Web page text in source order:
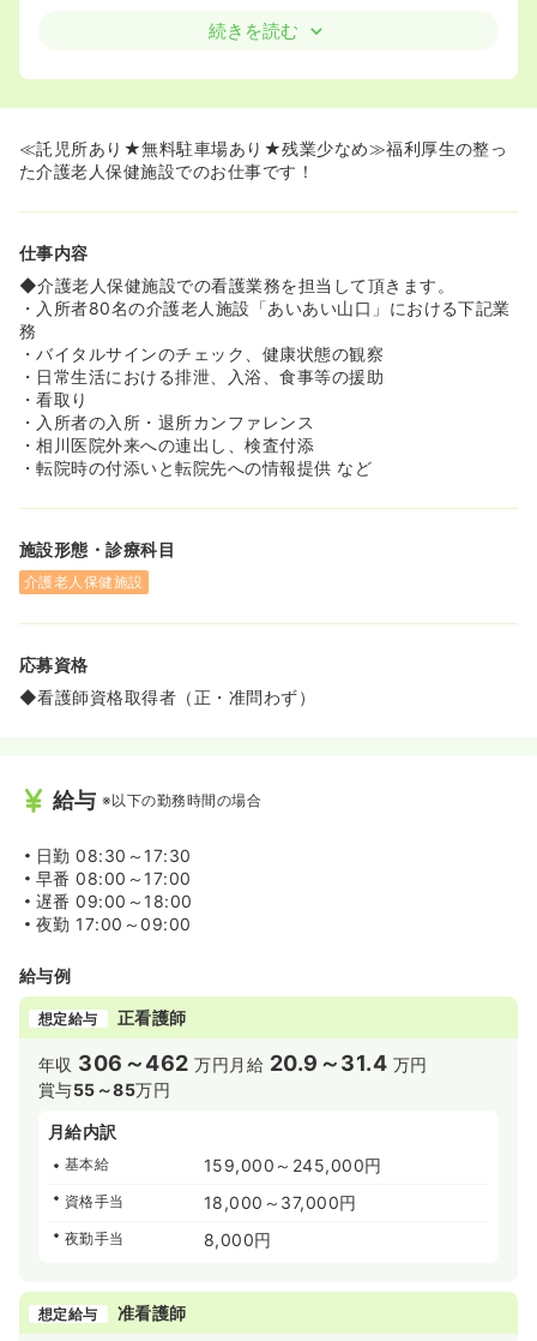
続きを読む
≪託児所あり★無料駐車場あり★残業少なめ≫福利厚生の整っ
た介護老人保健施設でのお仕事です！
仕事内容
◆介護老人保健施設での看護業務を担当して頂きます。
・入所者80名の介護老人施設「あいあい山口」における下記業
務
・バイタルサインのチェック、健康状態の観察
・日常生活における排泄、入浴、食事等の援助
・看取り
・入所者の入所・退所カンファレンス
・相川医院外来への連出し、検査付添
・転院時の付添いと転院先への情報提供 など
施設形態・診療科目
介護老人保健施設
応募資格
◆看護師資格取得者（正・准問わず）
給与 ※以下の勤務時間の場合
日勤 08:30～17:30
早番 08:00～17:00
遅番 09:00～18:00
夜勤 17:00～09:00
給与例
想定給与 正看護師
年収 306～462 万円 月給 20.9～31.4 万円
賞与55～85万円
月給内訳
基本給 159,000～245,000円
資格手当 18,000～37,000円
夜勤手当 8,000円
想定給与 准看護師